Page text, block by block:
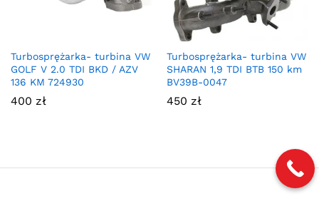
Turbosprężarka- turbina VW
GOLF V 2.0 TDI BKD / AZV
136 KM 724930
400 zł
Turbosprężarka- turbina VW
SHARAN 1,9 TDI BTB 150 km
BV39B-0047
450 zł